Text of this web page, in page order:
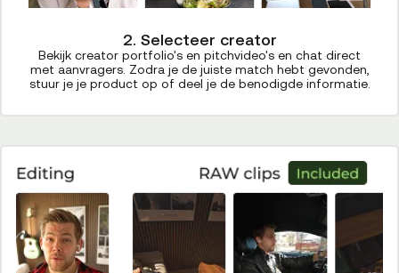
2. Selecteer creator
Bekijk creator portfolio's en pitchvideo's en chat direct
met aanvragers. Zodra je de juiste match hebt gevonden,
stuur je je product op of deel je de benodigde informatie.